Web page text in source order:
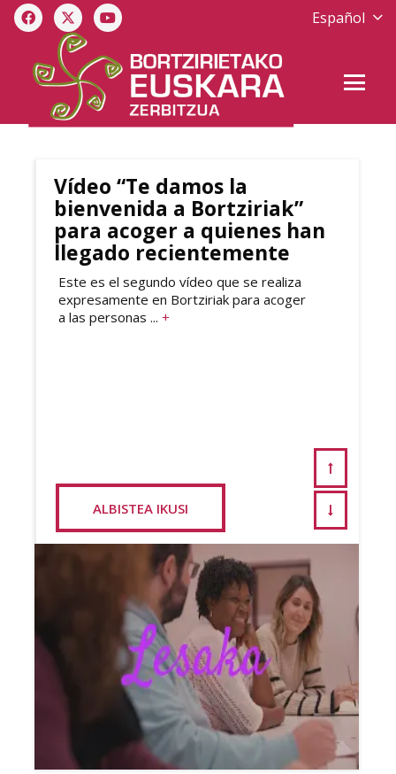
Español
Vídeo “Te damos la
bienvenida a Bortziriak”
para acoger a quienes han
llegado recientemente
ALBISTEA IKUSI
Este es el segundo vídeo que se realiza
expresamente en Bortziriak para acoger
a las personas ...+